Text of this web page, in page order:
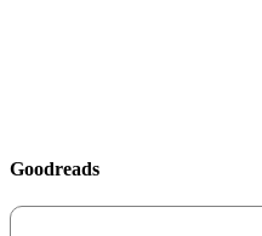
Goodreads